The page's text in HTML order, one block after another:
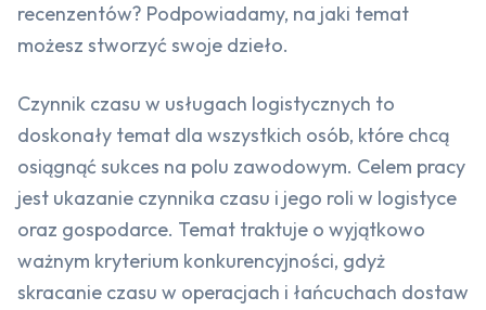
recenzentów? Podpowiadamy, na jaki temat
możesz stworzyć swoje dzieło.
Czynnik czasu w usługach logistycznych to
doskonały temat dla wszystkich osób, które chcą
osiągnąć sukces na polu zawodowym. Celem pracy
jest ukazanie czynnika czasu i jego roli w logistyce
oraz gospodarce. Temat traktuje o wyjątkowo
ważnym kryterium konkurencyjności, gdyż
skracanie czasu w operacjach i łańcuchach dostaw